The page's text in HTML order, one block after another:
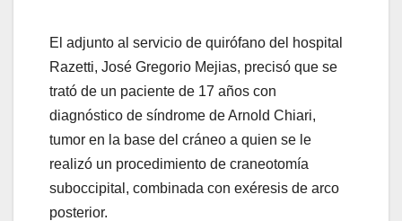
El adjunto al servicio de quirófano del hospital
Razetti, José Gregorio Mejias, precisó que se
trató de un paciente de 17 años con
diagnóstico de síndrome de Arnold Chiari,
tumor en la base del cráneo a quien se le
realizó un procedimiento de craneotomía
suboccipital, combinada con exéresis de arco
posterior.